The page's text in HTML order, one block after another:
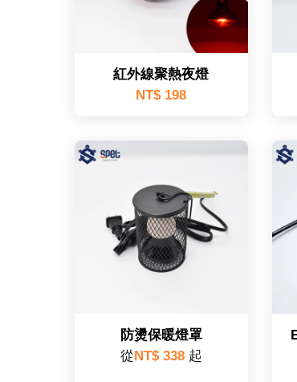
紅外線聚熱夜燈
NT$ 198
防燙保暖燈罩
從NT$ 338 起